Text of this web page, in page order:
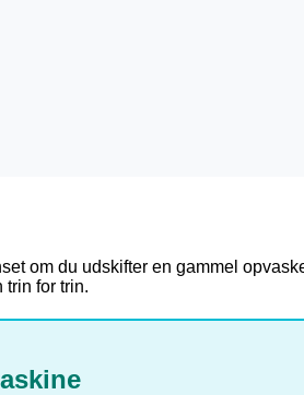
om du udskifter en gammel
trin for trin.